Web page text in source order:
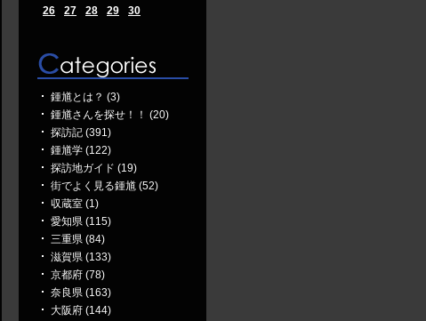
26
27 28 29 30
鍾馗とは？ (3)
鍾馗さんを探せ！！ (20)
探訪記 (391)
鍾馗学 (122)
探訪地ガイド (19)
街でよく見る鍾馗 (52)
収蔵室 (1)
愛知県 (115)
三重県 (84)
滋賀県 (133)
京都府 (78)
奈良県 (163)
大阪府 (144)